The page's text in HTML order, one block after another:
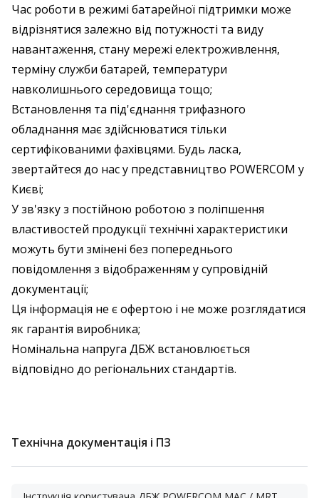
Час роботи в режимі батарейної підтримки може
відрізнятися залежно від потужності та виду
навантаження, стану мережі електроживлення,
терміну служби батарей, температури
навколишнього середовища тощо;
Встановлення та під'єднання трифазного
обладнання має здійснюватися тільки
сертифікованими фахівцями. Будь ласка,
звертайтеся до нас у представництво POWERCOM у
Києві;
У зв'язку з постійною роботою з поліпшення
властивостей продукції технічні характеристики
можуть бути змінені без попереднього
повідомлення з відображенням у супровідній
документації;
Ця інформація не є офертою і не може розглядатися
як гарантія виробника;
Номінальна напруга ДБЖ встановлюється
відповідно до регіональних стандартів.
Технічна документація і ПЗ